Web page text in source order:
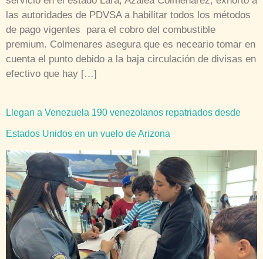
las autoridades de PDVSA a habilitar todos los métodos
de pago vigentes para el cobro del combustible
premium. Colmenares asegura que es neceario tomar en
cuenta el punto debido a la baja circulación de divisas en
efectivo que hay […]
Llegan a Venezuela 190 venezolanos repatriados desde
Estados Unidos en un vuelo de Arizona